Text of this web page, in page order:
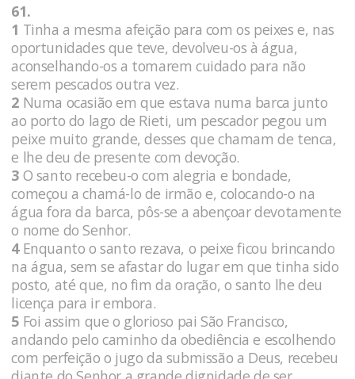
61.
1 Tinha a mesma afeição para com os peixes e, nas
oportunidades que teve, devolveu-os à água,
aconselhando-os a tomarem cuidado para não
serem pescados outra vez.
2 Numa ocasião em que estava numa barca junto
ao porto do lago de Rieti, um pescador pegou um
peixe muito grande, desses que chamam de tenca,
e lhe deu de presente com devoção.
3 O santo recebeu-o com alegria e bondade,
começou a chamá-lo de irmão e, colocando-o na
água fora da barca, pôs-se a abençoar devotamente
o nome do Senhor.
4Enquanto o santo rezava, o peixe ficou brincando
na água, sem se afastar do lugar em que tinha sido
posto, até que, no fim da oração, o santo lhe deu
licença para ir embora.
5 Foi assim que o glorioso pai São Francisco,
andando pelo caminho da obediência e escolhendo
com perfeição o jugo da submissão a Deus, recebeu